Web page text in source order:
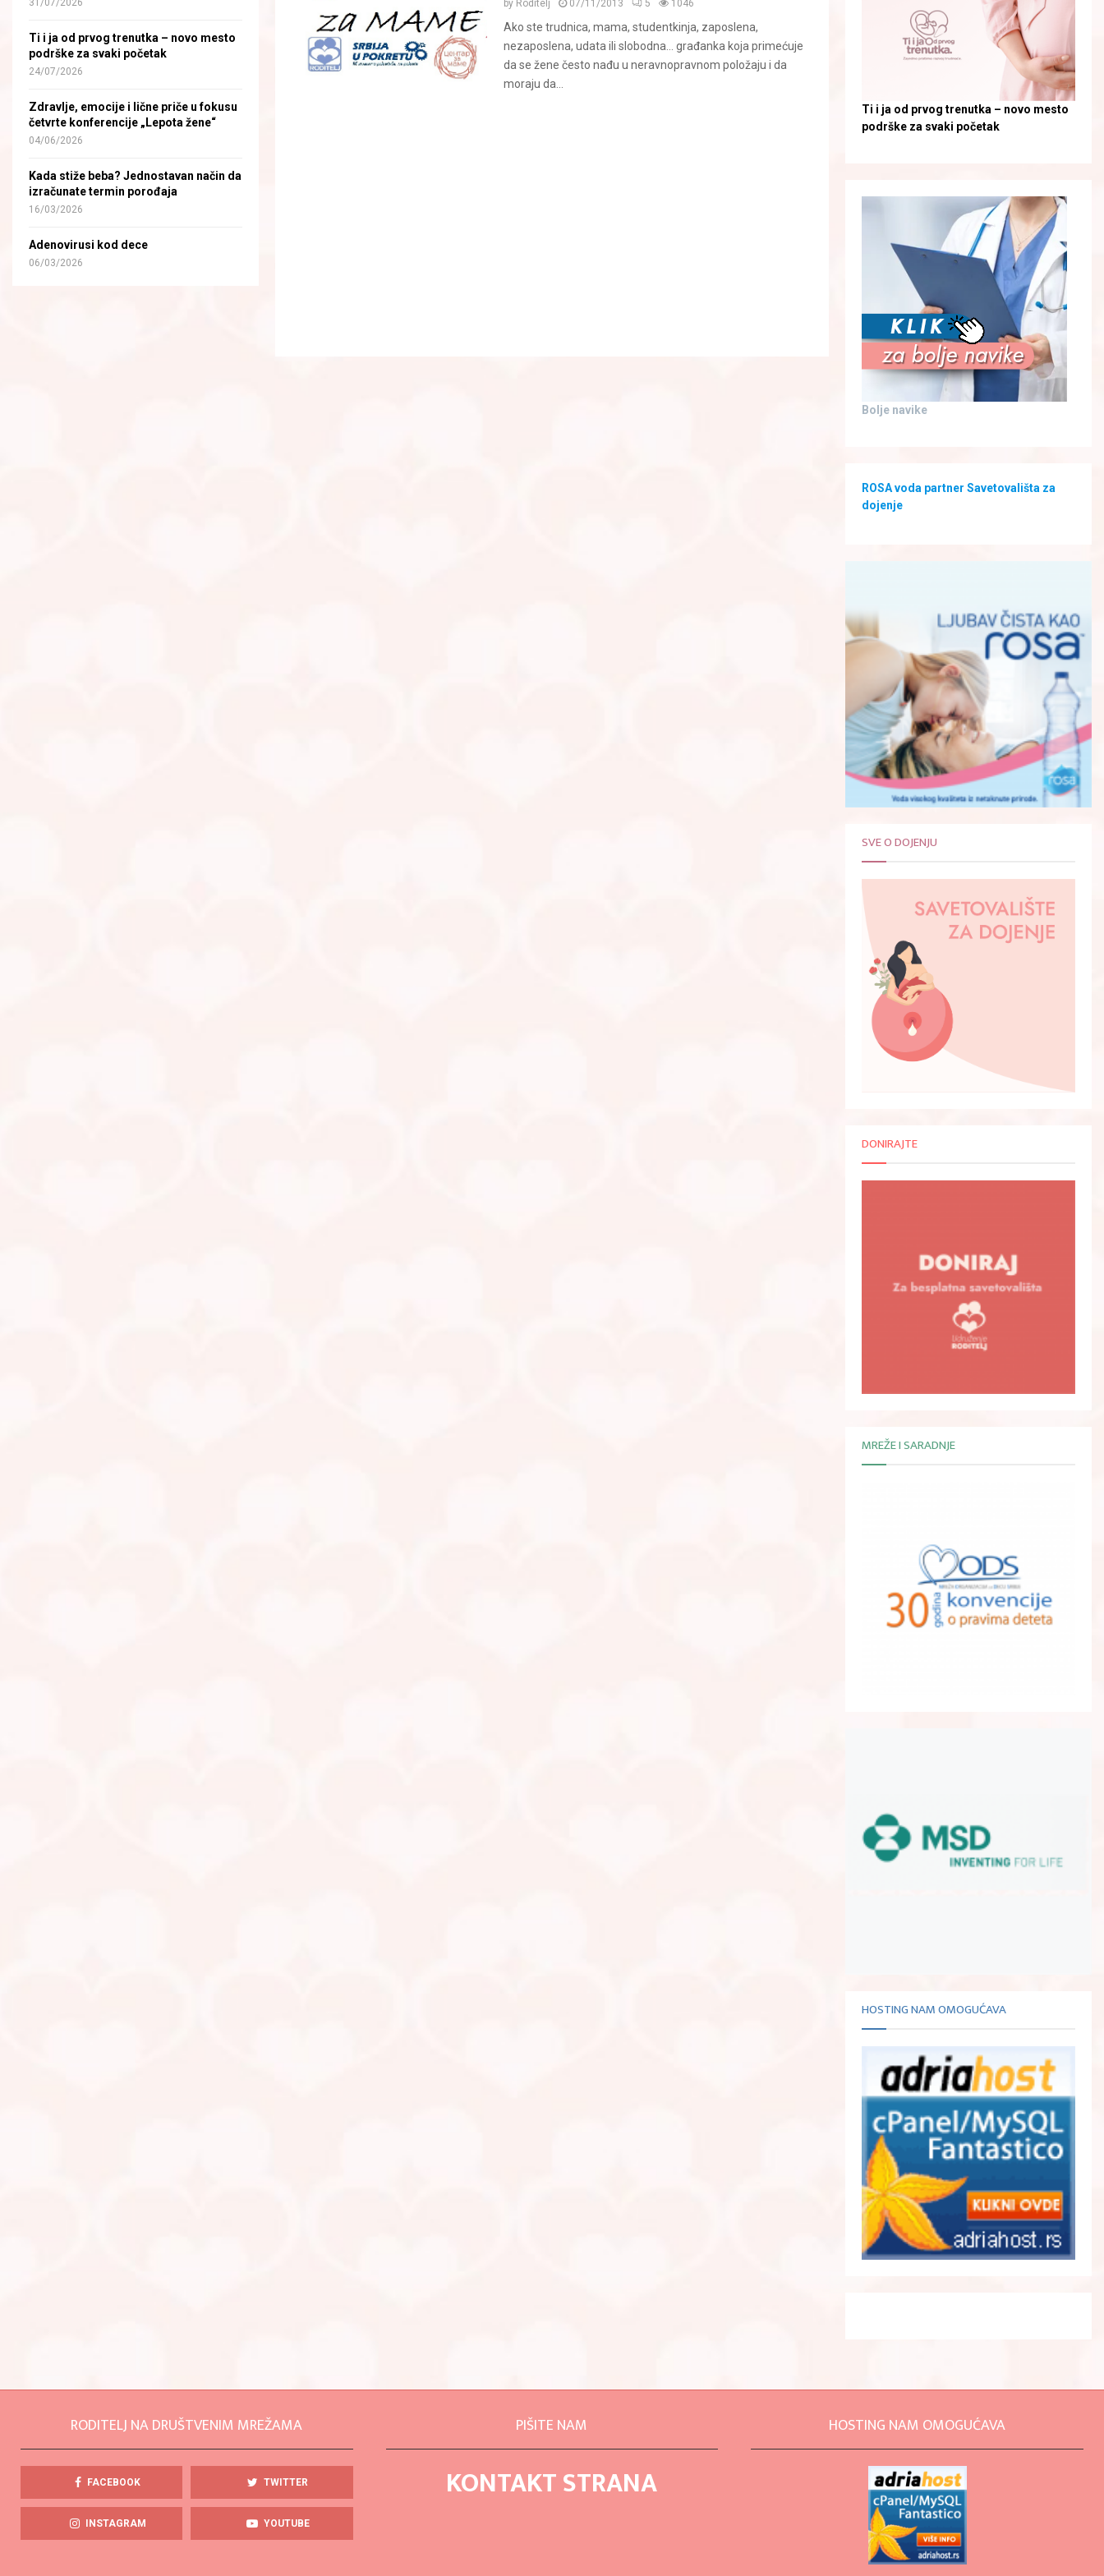
by Roditelj 07/11/2013 5 1046
Ako ste trudnica, mama, studentkinja, zaposlena,
nezaposlena, udata ili slobodna… građanka koja primećuje
da se žene često nađu u neravnopravnom položaju i da
moraju da...
31/07/2026
Ti i ja od prvog trenutka – novo mesto
podrške za svaki početak
24/07/2026
Zdravlje, emocije i lične priče u fokusu
četvrte konferencije „Lepota žene“
04/06/2026
Kada stiže beba? Jednostavan način da
izračunate termin porođaja
16/03/2026
Adenovirusi kod dece
06/03/2026
Ti i ja od prvog trenutka – novo mesto
podrške za svaki početak
Bolje navike
ROSA voda partner Savetovališta za
dojenje
SVE O DOJENJU
DONIRAJTE
MREŽE I SARADNJE
HOSTING NAM OMOGUĆAVA
RODITELJ NA DRUŠTVENIM MREŽAMA
FACEBOOK TWITTER
INSTAGRAM YOUTUBE
PIŠITE NAM
KONTAKT STRANA
HOSTING NAM OMOGUĆAVA